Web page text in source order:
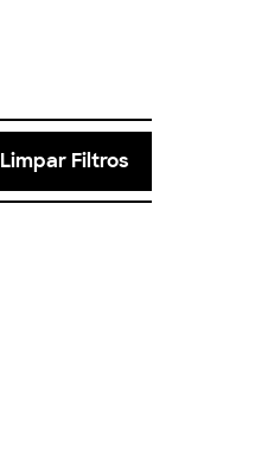
Limpar Filtros